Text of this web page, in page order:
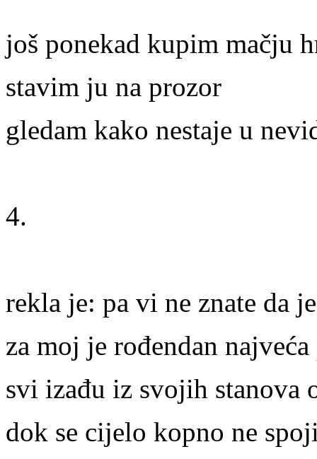
još ponekad kupim mačju
stavim ju na prozor
gledam kako nestaje u
4.
rekla je: pa vi ne znate da
za moj je rođendan
svi izađu iz svojih stanova
dok se cijelo kopno ne